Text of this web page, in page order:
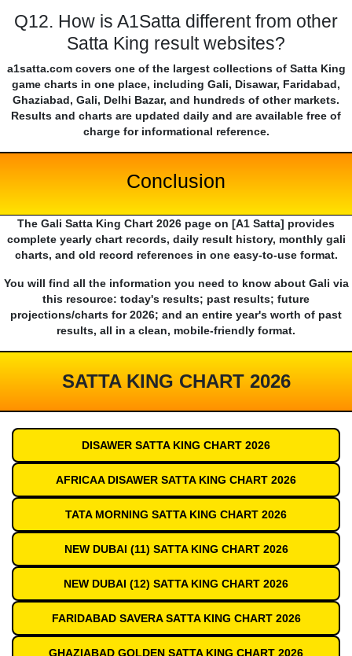
Q12. How is A1Satta different from other
Satta King result websites?
a1satta.com covers one of the largest collections of Satta King
game charts in one place, including Gali, Disawar, Faridabad,
Ghaziabad, Gali, Delhi Bazar, and hundreds of other markets.
Results and charts are updated daily and are available free of
charge for informational reference.
Conclusion
The Gali Satta King Chart 2026 page on [A1 Satta] provides
complete yearly chart records, daily result history, monthly gali
charts, and old record references in one easy-to-use format.
You will find all the information you need to know about Gali via
this resource: today's results; past results; future
projections/charts for 2026; and an entire year's worth of past
results, all in a clean, mobile-friendly format.
SATTA KING CHART 2026
DISAWER SATTA KING CHART 2026
AFRICAA DISAWER SATTA KING CHART 2026
TATA MORNING SATTA KING CHART 2026
NEW DUBAI (11) SATTA KING CHART 2026
NEW DUBAI (12) SATTA KING CHART 2026
FARIDABAD SAVERA SATTA KING CHART 2026
GHAZIABAD GOLDEN SATTA KING CHART 2026